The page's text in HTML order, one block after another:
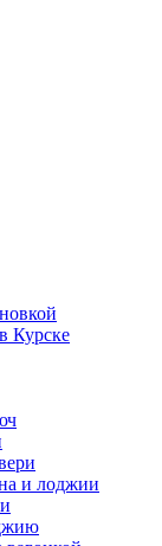
Курске
и лоджии